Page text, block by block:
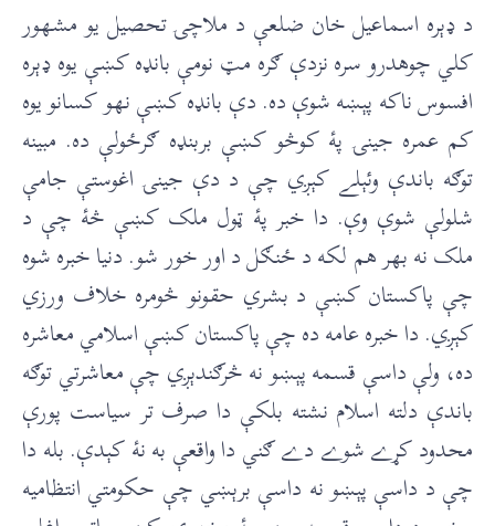
د ډېره اسماعيل خان ضلعې د ملاچۍ تحصيل يو مشهور
کلي چوهدرو سره نزدې ګره مټ نومې بانډه کښې يوه ډېره
افسوس ناکه پېښه شوې ده. دې بانډه کښې نهو کسانو يوه
کم عمره جينۍ پۀ کوڅو کښې بربنډه ګرځولې ده. مبينه
توګه باندې وئېلے کېږي چې د دې جينۍ اغوستې جامې
شلولې شوې وې. دا خبر پۀ ټول ملک کښې څۀ چې د
ملک نه بهر هم لکه د ځنګل د اور خور شو. دنيا خبره شوه
چې پاکستان کښې د بشري حقونو څومره خلاف ورزي
کېږي. دا خبره عامه ده چې پاکستان کښې اسلامي معاشره
ده، ولې داسې قسمه پېښو نه څرګندېږي چې معاشرتي توګه
باندې دلته اسلام نشته بلکې دا صرف تر سياست پورې
محدود کړے شوے دے ګني دا واقعې به نۀ کېدې. بله دا
چې د داسې پېښو نه داسې برېښي چې حکومتي انتظاميه